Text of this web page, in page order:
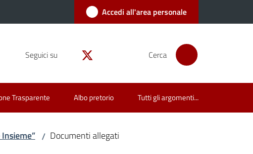
Accedi all'area personale
Seguici su Cerca
Trasparente Albo pretorio Tutti gli argomenti...
/ Documenti allegati